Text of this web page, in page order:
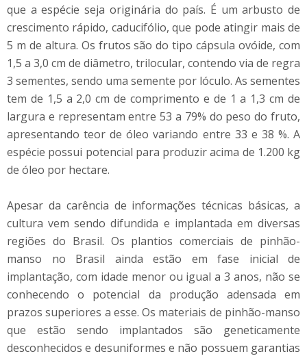
que a espécie seja originária do país. É um arbusto de
crescimento rápido, caducifólio, que pode atingir mais de
5 m de altura. Os frutos são do tipo cápsula ovóide, com
1,5 a 3,0 cm de diâmetro, trilocular, contendo via de regra
3 sementes, sendo uma semente por lóculo. As sementes
tem de 1,5 a 2,0 cm de comprimento e de 1 a 1,3 cm de
largura e representam entre 53 a 79% do peso do fruto,
apresentando teor de óleo variando entre 33 e 38 %. A
espécie possui potencial para produzir acima de 1.200 kg
de óleo por hectare.
Apesar da carência de informações técnicas básicas, a
cultura vem sendo difundida e implantada em diversas
regiões do Brasil. Os plantios comerciais de pinhão-
manso no Brasil ainda estão em fase inicial de
implantação, com idade menor ou igual a 3 anos, não se
conhecendo o potencial da produção adensada em
prazos superiores a esse. Os materiais de pinhão-manso
que estão sendo implantados são geneticamente
desconhecidos e desuniformes e não possuem garantias